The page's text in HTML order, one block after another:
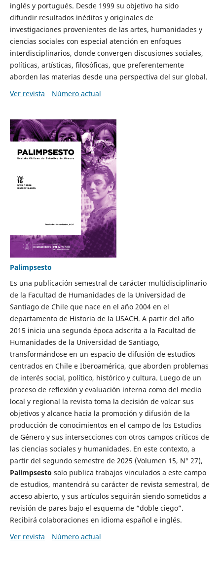
inglés y portugués. Desde 1999 su objetivo ha sido
difundir resultados inéditos y originales de
investigaciones provenientes de las artes, humanidades y
ciencias sociales con especial atención en enfoques
interdisciplinarios, donde convergen discusiones sociales,
políticas, artísticas, filosóficas, que preferentemente
aborden las materias desde una perspectiva del sur global.
Ver revista
Número actual
Palimpsesto
Es una publicación semestral de carácter multidisciplinario
de la Facultad de Humanidades de la Universidad de
Santiago de Chile que nace en el año 2004 en el
departamento de Historia de la USACH. A partir del año
2015 inicia una segunda época adscrita a la Facultad de
Humanidades de la Universidad de Santiago,
transformándose en un espacio de difusión de estudios
centrados en Chile e Iberoamérica, que aborden problemas
de interés social, político, histórico y cultura. Luego de un
proceso de reflexión y evaluación interna como del medio
local y regional la revista toma la decisión de volcar sus
objetivos y alcance hacia la promoción y difusión de la
producción de conocimientos en el campo de los Estudios
de Género y sus intersecciones con otros campos críticos de
las ciencias sociales y humanidades. En este contexto, a
partir del segundo semestre de 2025 (Volumen 15, N° 27),
Palimpsesto solo publica trabajos vinculados a este campo
de estudios, mantendrá su carácter de revista semestral, de
acceso abierto, y sus artículos seguirán siendo sometidos a
revisión de pares bajo el esquema de “doble ciego”.
Recibirá colaboraciones en idioma español e inglés.
Ver revista
Número actual